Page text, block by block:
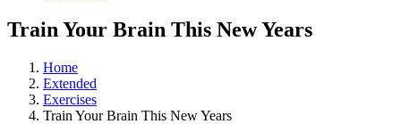
Train Your Brain This New Years
Home
Extended
Exercises
Train Your Brain This New Years